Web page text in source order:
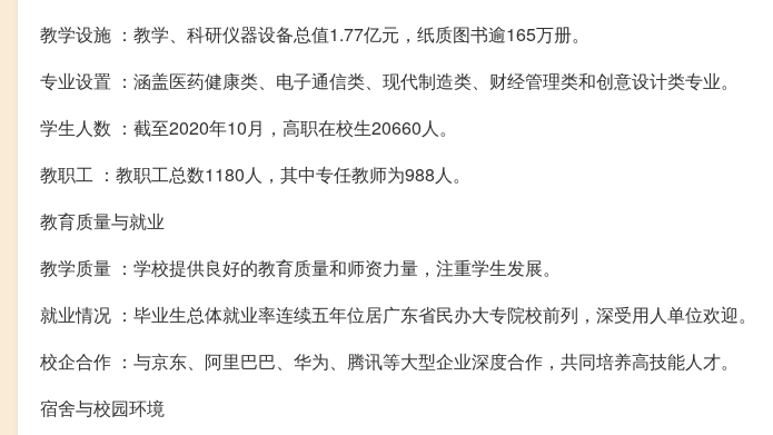
教学设施 ：教学、科研仪器设备总值1.77亿元，纸质图书逾165万册。
专业设置 ：涵盖医药健康类、电子通信类、现代制造类、财经管理类和创意设计类专业。
学生人数 ：截至2020年10月，高职在校生20660人。
教职工 ：教职工总数1180人，其中专任教师为988人。
教育质量与就业
教学质量 ：学校提供良好的教育质量和师资力量，注重学生发展。
就业情况 ：毕业生总体就业率连续五年位居广东省民办大专院校前列，深受用人单位欢迎。
校企合作 ：与京东、阿里巴巴、华为、腾讯等大型企业深度合作，共同培养高技能人才。
宿舍与校园环境